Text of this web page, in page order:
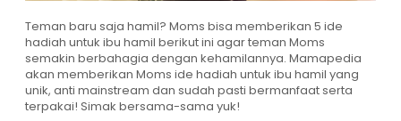
Teman baru saja hamil? Moms bisa memberikan 5 ide
hadiah untuk ibu hamil berikut ini agar teman Moms
semakin berbahagia dengan kehamilannya. Mamapedia
akan memberikan Moms ide hadiah untuk ibu hamil yang
unik, anti mainstream dan sudah pasti bermanfaat serta
terpakai! Simak bersama-sama yuk!